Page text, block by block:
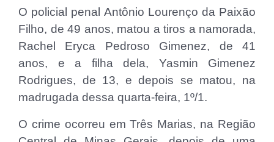
O policial penal Antônio Lourenço da Paixão
Filho, de 49 anos, matou a tiros a namorada,
Rachel Eryca Pedroso Gimenez, de 41
anos, e a filha dela, Yasmin Gimenez
Rodrigues, de 13, e depois se matou, na
madrugada dessa quarta-feira, 1º/1.
O crime ocorreu em Três Marias, na Região